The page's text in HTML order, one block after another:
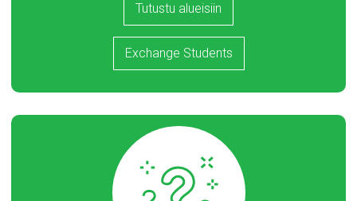
Tutustu alueisiin
Exchange Students